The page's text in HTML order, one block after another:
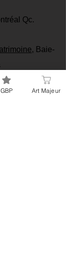
Qc.
, Baie-
GBP Art Majeur